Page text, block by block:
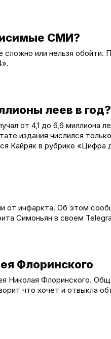
СМИ?
или нельзя обойти.
леев в год?
от 4,1 до 6,6 миллиона
издания числился
Кайряк в рубрике «Цифра
от инфаркта. Об этом
Симоньян в своем
Флоринского
Николая Флоринского.
что хочет и отвыкла